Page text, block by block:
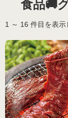
食品🚚
河村通
レジェ
トクセ
よふか
食品🚚
1 ～ 16 件目を表示